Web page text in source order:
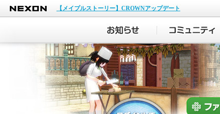
NEXON
【メイプルストーリー】CROWNアップデート